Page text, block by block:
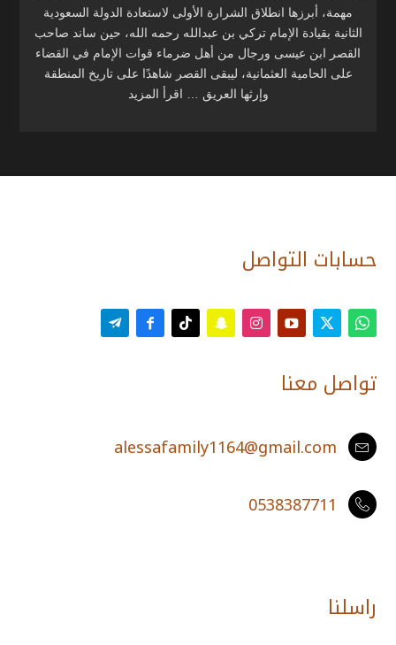
مهمة، أبرزها انطلاق الشرارة الأولى لاستعادة الدولة السعودية
الثانية بقيادة الإمام تركي بن عبدالله رحمه الله، حين ساند صاحب
القصر ابن عيسى ورجال من أهل ضرماء قوات الإمام في القضاء
على الحامية العثمانية، ليبقى القصر شاهدًا على تاريخ المنطقة
وإرثها العريق … اقرأ المزيد
حسابات التواصل
تواصل معنا

alessafamily1164@gmail.com

0538387711
راسلنا